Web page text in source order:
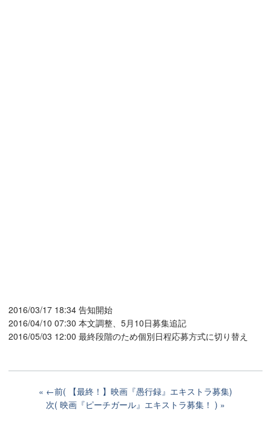
2016/03/17 18:34 告知開始
2016/04/10 07:30 本文調整、5月10日募集追記
2016/05/03 12:00 最終段階のため個別日程応募方式に切り替え
←前( 【最終！】映画『愚行録』エキストラ募集)
次( 映画『ピーチガール』エキストラ募集！ )